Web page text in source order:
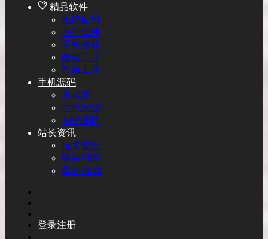
精品软件
系统应用
办公软件
手机移动
建站工具
常用工具
手机源码
小程序
手机WAP
APP源码
站长资讯
技术资讯
建站经验
盈利/运营
登录注册